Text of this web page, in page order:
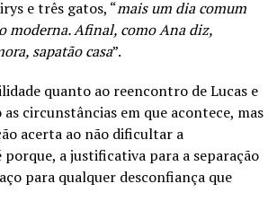
e três gatos, “mais um dia comum
moderna. Afinal, como Ana diz,
sapatão casa”.
quanto ao reencontro de Lucas e
circunstâncias em que acontece, mas
acerta ao não dificultar a
a justificativa para a separação
para qualquer desconfiança que